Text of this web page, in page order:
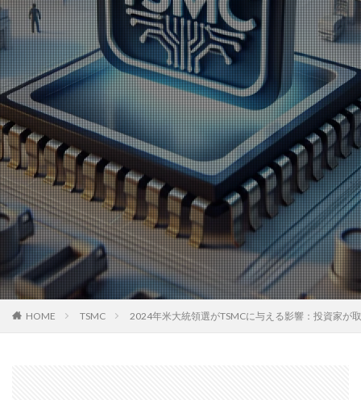
HOME TSMC 2024年米大統領選がTSMCに与える影響：投資家が